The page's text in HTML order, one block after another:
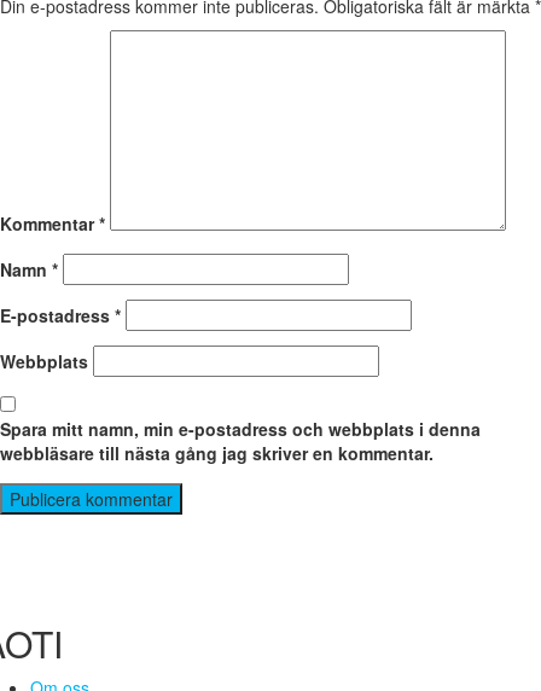
Din e-postadress kommer inte publiceras. Obligatoriska fält är märkta *
Kommentar*
Namn *
E-postadress *
Webbplats
Spara mitt namn, min e-postadress och webbplats i denna
webbläsare till nästa gång jag skriver en kommentar.